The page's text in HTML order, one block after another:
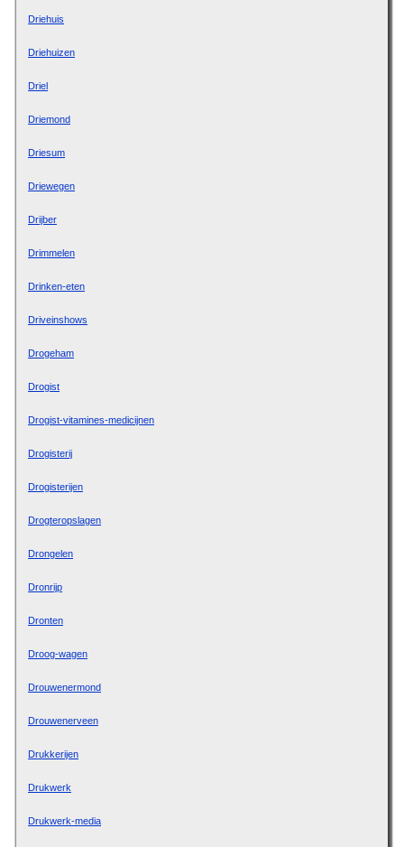
Driehuis
Driehuizen
Driel
Driemond
Driesum
Driewegen
Drijber
Drimmelen
Drinken-eten
Driveinshows
Drogeham
Drogist
Drogist-vitamines-medicijnen
Drogisterij
Drogisterijen
Drogteropslagen
Drongelen
Dronrijp
Dronten
Droog-wagen
Drouwenermond
Drouwenerveen
Drukkerijen
Drukwerk
Drukwerk-media